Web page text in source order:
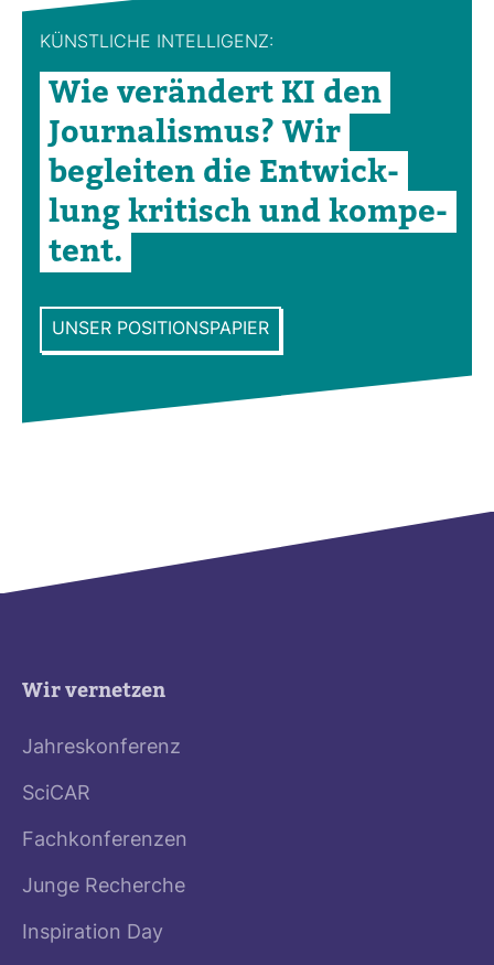
KÜNST­LICHE INTEL­LI­GENZ:
Wie ver­än­dert KI den
Jour­na­lismus? Wir
begleiten die Ent­wick­
lung kri­tisch und kom­pe­
tent.
UNSER POSITIONSPAPIER
Wir vernetzen
Jahreskonferenz
SciCAR
Fachkonferenzen
Junge Recherche
Inspiration Day